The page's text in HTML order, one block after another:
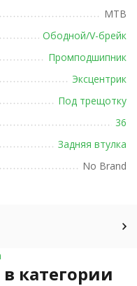
MTB
Ободной/V-брейк
Промподшипник
Эксцентрик
Под трещотку
36
Задняя втулка
No Brand
категории